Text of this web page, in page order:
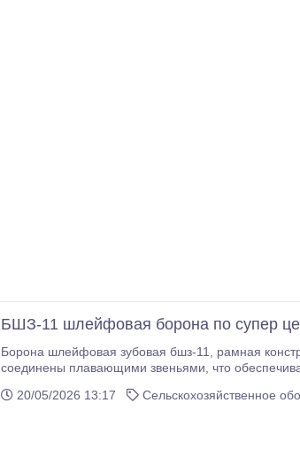
БШЗ-11 шлейфовая борона по супер
Борона шлейфовая зубовая бшз-11, рамная конструкция выполнена из качественной профильной трубы, рабочие шлейфы
соединены плавающими звеньями, что обеспечивает качественную обработку почвы. Технические характеристики: Ширина
20/05/2026 13:17
Сельскохозяйственное